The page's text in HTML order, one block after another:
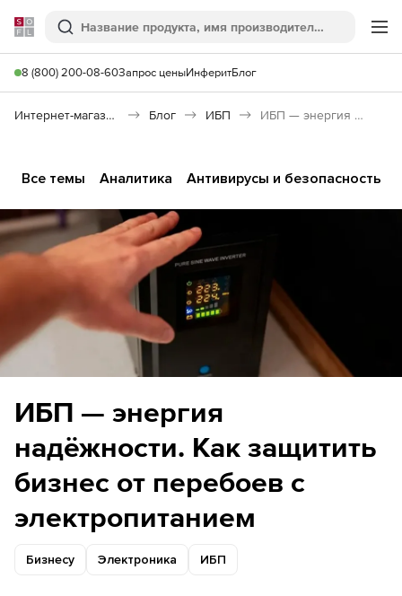
Softline
Поиск
8 (800) 200-08-60Запрос ценыИнферитБлог
Интернет-магазин Блог ИБП ИБП — энергия надёжности. Как защитить бизнес от перебоев с электропитанием
ИБП — энергия
надёжности. Как защитить
бизнес от перебоев с
электропитанием
Бизнесу Электроника ИБП
Все темы Аналитика Антивирусы и безопасность